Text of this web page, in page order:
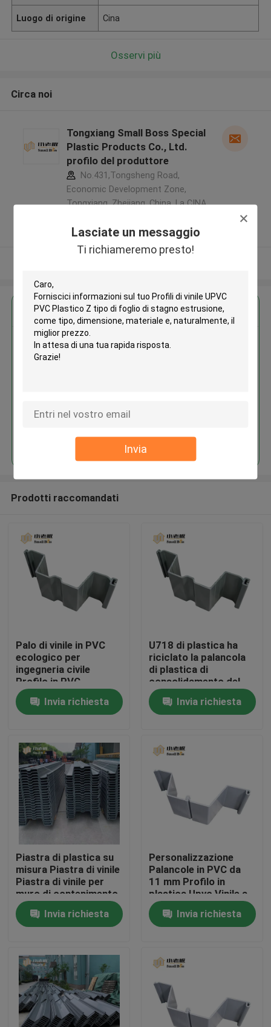
Lasciate un messaggio
Ti richiameremo presto!
Invia
Casa
Prodotti
Circa noi
Giro della fabbrica
Controllo di qualità
Contattici
blog
Medi filtranti MBBR
Bio- media di MBBR
Luogo di origine Cina
Osservi più
Circa noi
Tongxiang Small Boss Special
Plastic Products Co., Ltd.
profilo del produttore
No.431,Tongsheng Road,
Economic Development Zone,
Tongxiang, Zhejiang, China ,La CINA
Fornitore verificato
Ottieni il miglior prezzo per
Profili di vinile UPVC PVC
Continua
Prodotti raccomandati
Palo di vinile in PVC
ecologico per
ingegneria civile
Profilo in PVC
Invia richiesta
U718 di plastica ha
riciclato la palancola
di plastica di
consolidamento del
letto di fiume di
consolidamento
dell'argine delle
Invia richiesta
Piastra di plastica su
misura Piastra di vinile
Piastra di vinile per
muro di contenimento
Soluzione di lago
d'acquaInvia richiesta
Personalizzazione
Palancole in PVC da
11 mm Profilo in
plastica Upvc Vinile a
forma di z in plastica
Invia richiesta